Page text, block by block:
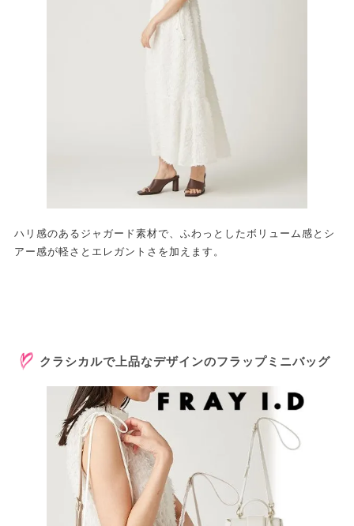
ハリ感のあるジャガード素材で、ふわっとしたボリューム感とシ
アー感が軽さとエレガントさを加えます。
クラシカルで上品なデザインのフラップミニバッグ